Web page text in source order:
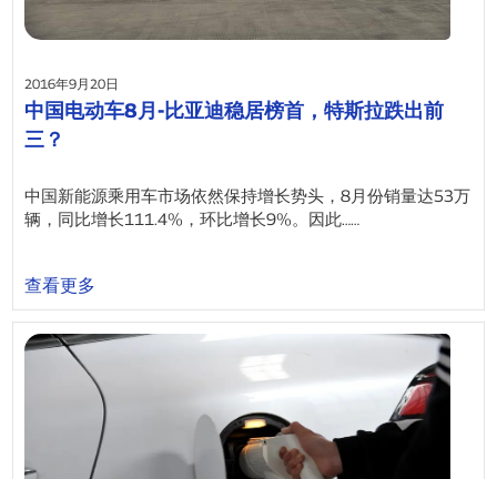
2016年9月20日
中国电动车8月-比亚迪稳居榜首，特斯拉跌出前
三？
中国新能源乘用车市场依然保持增长势头，8月份销量达53万
辆，同比增长111.4%，环比增长9%。因此……
查看更多